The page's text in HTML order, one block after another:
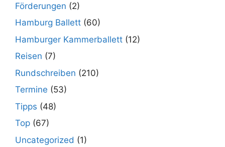
Förderungen (2)
Hamburg Ballett (60)
Hamburger Kammerballett (12)
Reisen (7)
Rundschreiben (210)
Termine (53)
Tipps (48)
Top (67)
Uncategorized (1)